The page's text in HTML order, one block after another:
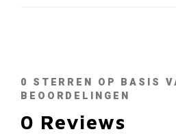
0 STERREN OP BASIS
BEOORDELINGEN
0 Reviews